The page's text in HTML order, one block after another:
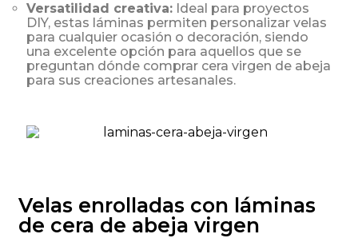
Versatilidad creativa:Ideal para proyectos
DIY, estas láminas permiten personalizar velas
para cualquier ocasión o decoración, siendo
una excelente opción para aquellos que se
preguntan dónde comprar cera virgen de abeja
para sus creaciones artesanales.
Velas enrolladas con láminas
de cera de abeja virgen